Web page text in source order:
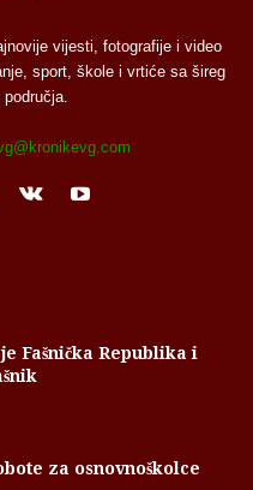
vijesti, fotografije i video
sport, škole i vrtiće sa šireg
Fašnička Republika i
za osnovnoškolce